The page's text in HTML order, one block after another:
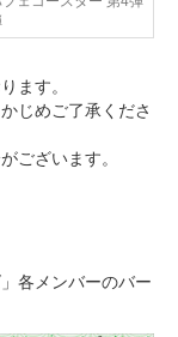
ます。
じめご了承くださ
ございます。
各メンバーのバー